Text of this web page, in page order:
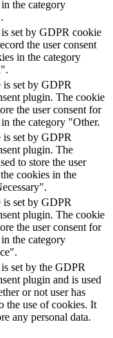
the category
set by GDPR cookie
the user consent
in the category
set by GDPR
plugin. The cookie
the user consent for
the category "Other.
set by GDPR
plugin. The
to store the user
cookies in the
set by GDPR
plugin. The cookie
the user consent for
the category
set by the GDPR
plugin and is used
or not user has
the use of cookies. It
any personal data.